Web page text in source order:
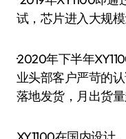
试，芯片进入大规模
·2020年下半年
业头部客户严苛的
落地发货，月出货量